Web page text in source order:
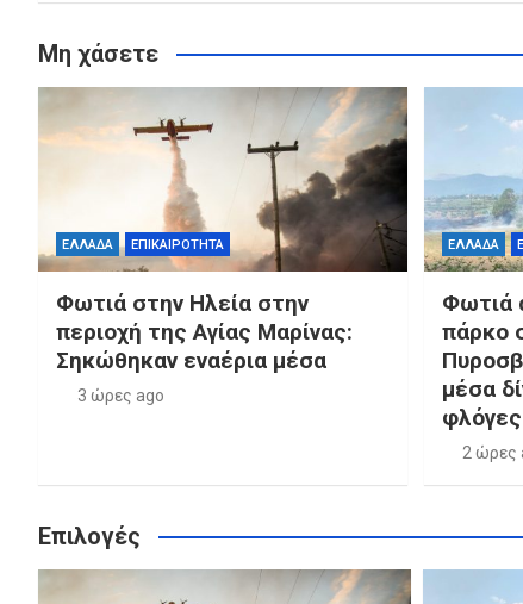
Μη χάσετε
ΕΛΛΑΔΑ ΕΠΙΚΑΙΡΟΤΗΤΑ
Φωτιά στην Ηλεία στην
περιοχή της Αγίας Μαρίνας:
Σηκώθηκαν εναέρια μέσα
3 ώρες ago
ΕΛΛΑΔΑ
Φωτιά
πάρκο
μέσα
2 ώρες
Επιλογές